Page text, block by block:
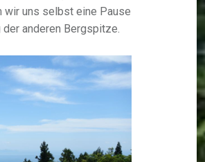
wir uns selbst eine Pause
anderen Bergspitze.